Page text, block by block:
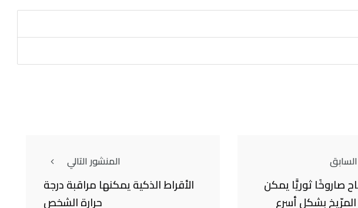
صاروخًا ثوريًّا يمكن
المرّيخ بشكلٍ أسرع
المنشور التالي
الأقراط الذكية يمكنها مراقبة درجة
حرارة الشخص